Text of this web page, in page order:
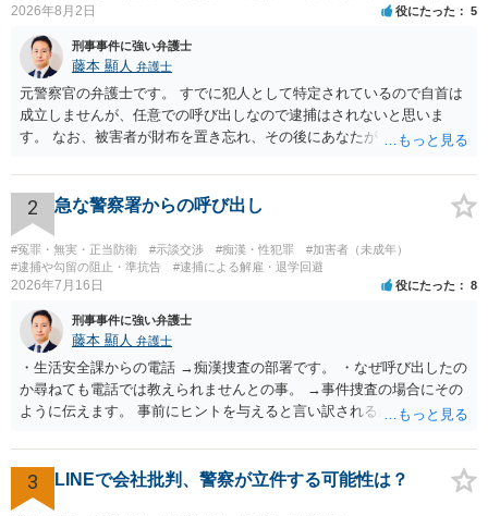
2026年8月2日 役にたった 5
刑事事件に強い弁護士
藤本 顯人 弁護士
元警察官の弁護士です。 すでに犯人として特定されているので自首は
成立しませんが、任意での呼び出しなので逮捕はされないと思いま
す。 なお、被害者が財布を置き忘れ、その後にあなたがトイレに入
と言い逃れはかなり厳しいものと思います。
2 急な警察署からの呼び出し
#冤罪・無実・正当防衛 #示談交渉 #痴漢・性犯罪
#加害者（未成年）
#逮捕や勾留の阻止・準抗告
#逮捕による解雇・退学回避
2026年7月16日 役にたった 8
刑事事件に強い弁護士
藤本 顯人 弁護士
・生活安全課からの電話 →痴漢捜査の部署です。 ・なぜ呼び出したの
か尋ねても電話では教えられませんとの事。 →事件捜査の場合にその
ように伝えます。 事前にヒントを与えると言い訳されるからです。 ・
たり →やはり痴漢として疑われているのでは。 そもそも痴漢をやって
ないのであれば、何も疑われる筋合いは無いわけですし狼狽える必要
はないですね。
3 LINEで会社批判、警察が立件する可能性は？